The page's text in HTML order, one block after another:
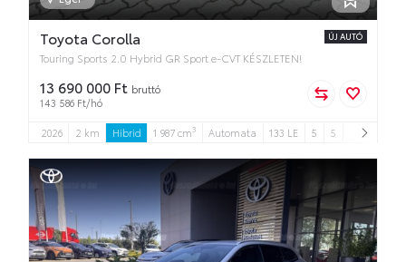
Toyota Corolla
Touring Sports 2.0 Hybrid GR Sport e-CVT KÉSZLETEN!
ÚJ AUTÓ
13 690 000 Ft bruttó
143 586 Ft/hó
2026 2 km Hibrid 1 987 cm3 Automata 133 LE 5 5